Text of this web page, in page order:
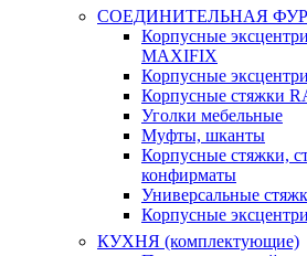
СОЕДИНИТЕЛЬНАЯ
Корпусные
MAXIFIX
Корпусные
Корпусные стяжки
Уголки мебельные
Муфты, шканты
Корпусные стяжки,
конфирматы
Универсальные
Корпусные
КУХНЯ (комплектующие)